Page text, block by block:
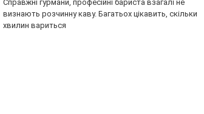
Справжні гурмани, професійні бариста взагалі не
визнають розчинну каву. Багатьох цікавить, скільки
хвилин вариться